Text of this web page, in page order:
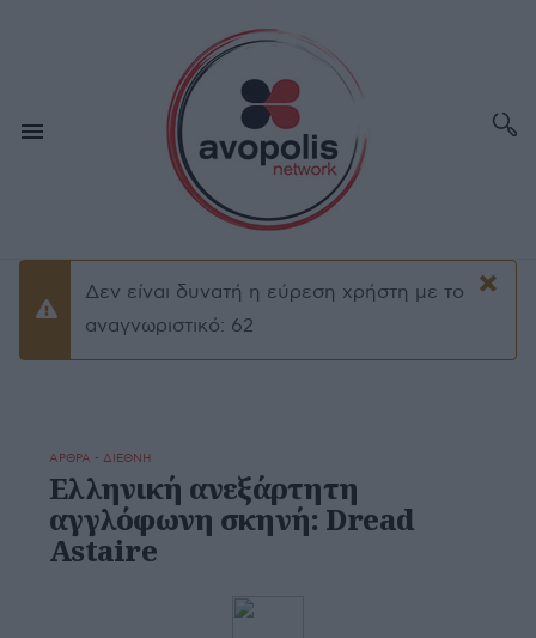
×
Προειδοποίσηση
Δεν είναι δυνατή η εύρεση χρήστη με το
αναγνωριστικό: 62
ΑΡΘΡΑ - ΔΙΕΘΝΗ
Ελληνική ανεξάρτητη
αγγλόφωνη σκηνή: Dread
Astaire